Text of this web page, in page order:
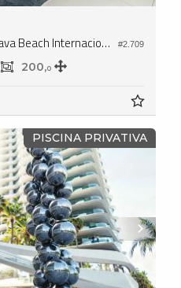
#2.709
Apartamento no Edifício Brava Beach Internacional
200,0
PISCINA PRIVATIVA